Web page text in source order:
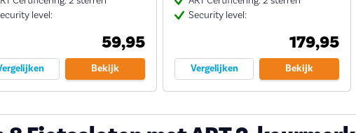
level:
59,95
Bekijk
Security level:
179,95
Vergelijken Bekijk